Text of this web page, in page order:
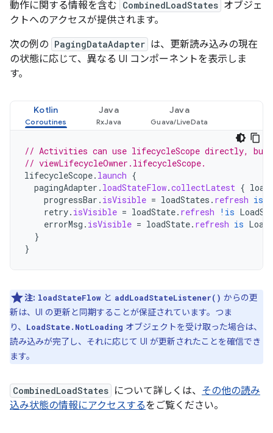
動作に関する情報を含む CombinedLoadStates オブジェ
クトへのアクセスが提供されます。
次の例の PagingDataAdapter は、更新読み込みの現在
の状態に応じて、異なる UI コンポーネントを表示しま
す。
Kotlin Java Java
// Activities can use lifecycleScope directly, but
// viewLifecycleOwner.lifecycleScope.
lifecycleScope. launch {
pagingAdapter . loadStateFlow.collectLatest {
progressBar . isVisible = loadStates . refresh is
retry. isVisible = loadState. refresh !is
errorMsg . isVisible = loadState. refresh is
}
}
注: loadStateFlow と addLoadStateListener() からの更
新は、UI の更新と同期することが保証されています。つま
り、
LoadState.NotLoading オブジェクトを受け取った場合は、
読み込みが完了し、それに応じて UI が更新されたことを確信でき
ます。
CombinedLoadStates について詳しくは、 その他の読み
込み状態の情報にアクセスするをご覧ください。